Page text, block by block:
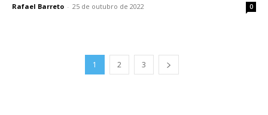
Rafael Barreto - 25 de outubro de 2022 0
1 2 3